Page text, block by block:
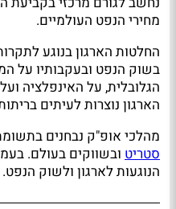
מחירי הנפט העולמיים.
החלטות הארגון בנוגע
בשוק הנפט ובעקבותיו על
הגלובלית, על האינפלציה
הארגון נוצרות לעיתים
מהלכי אופ"ק נבחנים
סטריט ובשווקים בעולם.
הנוגעות לארגון ולשוק הנפט.